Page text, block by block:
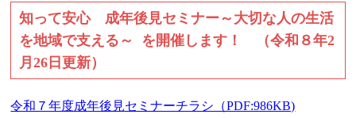
知って安心 成年後見セミナー～大切な人の生活
を地域で支える～ を開催します！ （令和８年2
月26日更新）
令和７年度成年後見セミナーチラシ（PDF:986KB)